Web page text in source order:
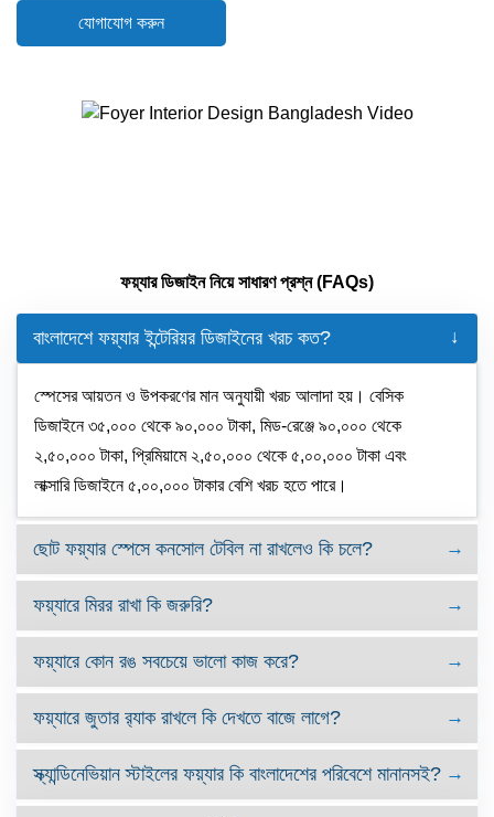
যোগাযোগ করুন
ফয়্যার ডিজাইন নিয়ে সাধারণ প্রশ্ন (FAQs)
বাংলাদেশে ফয়্যার ইন্টেরিয়র ডিজাইনের খরচ কত?
স্পেসের আয়তন ও উপকরণের মান অনুযায়ী খরচ আলাদা হয়। বেসিক
ডিজাইনে ৩৫,০০০ থেকে ৯০,০০০ টাকা, মিড-রেঞ্জে ৯০,০০০ থেকে
২,৫০,০০০ টাকা, প্রিমিয়ামে ২,৫০,০০০ থেকে ৫,০০,০০০ টাকা এবং
লাক্সারি ডিজাইনে ৫,০০,০০০ টাকার বেশি খরচ হতে পারে।
ছোট ফয়্যার স্পেসে কনসোল টেবিল না রাখলেও কি চলে?
ফয়্যারে মিরর রাখা কি জরুরি?
ফয়্যারে কোন রঙ সবচেয়ে ভালো কাজ করে?
ফয়্যারে জুতার র‌্যাক রাখলে কি দেখতে বাজে লাগে?
স্ক্যান্ডিনেভিয়ান স্টাইলের ফয়্যার কি বাংলাদেশের পরিবেশে মানানসই?